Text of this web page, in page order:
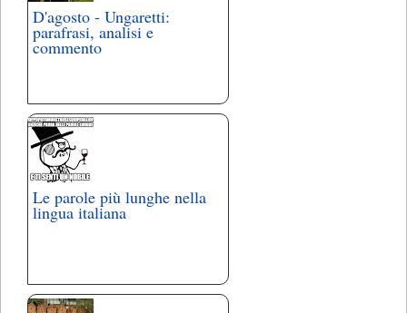
D'agosto - Ungaretti:
parafrasi, analisi e
commento
Le parole più lunghe nella
lingua italiana